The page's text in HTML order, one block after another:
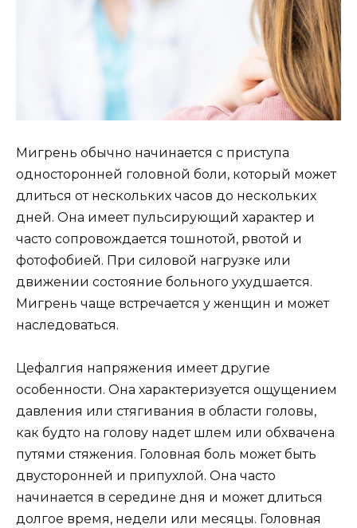
Мигрень обычно начинается с приступа
односторонней головной боли, который может
длиться от нескольких часов до нескольких
дней. Она имеет пульсирующий характер и
часто сопровождается тошнотой, рвотой и
фотофобией. При силовой нагрузке или
движении состояние больного ухудшается.
Мигрень чаще встречается у женщин и может
наследоваться.
Цефалгия напряжения имеет другие
особенности. Она характеризуется ощущением
давления или стягивания в области головы,
как будто на голову надет шлем или обхвачена
путями стяжения. Головная боль может быть
двусторонней и припухлой. Она часто
начинается в середине дня и может длиться
долгое время, недели или месяцы. Головная